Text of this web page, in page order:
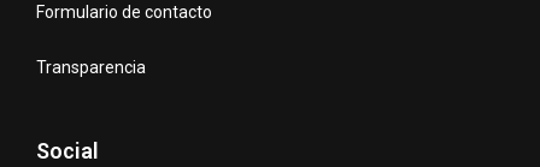
Formulario de contacto
Transparencia
Social